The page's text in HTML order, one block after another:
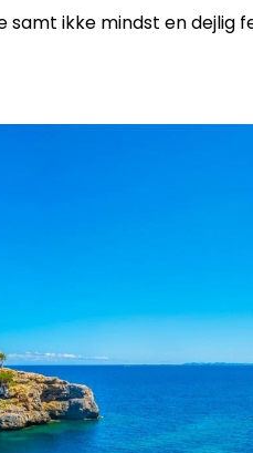
ikke mindst en dejlig